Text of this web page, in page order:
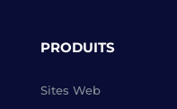
PRODUITS
Sites Web